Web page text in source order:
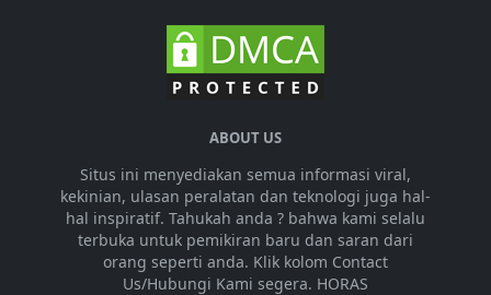
ABOUT US
Situs ini menyediakan semua informasi viral,
kekinian, ulasan peralatan dan teknologi juga hal-
hal inspiratif. Tahukah anda ? bahwa kami selalu
terbuka untuk pemikiran baru dan saran dari
orang seperti anda. Klik kolom Contact
Us/Hubungi Kami segera. HORAS